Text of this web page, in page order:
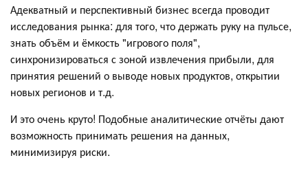
Адекватный и перспективный бизнес всегда проводит
исследования рынка: для того, что держать руку на пульсе,
знать объём и ёмкость "игрового поля",
синхронизироваться с зоной извлечения прибыли, для
принятия решений о выводе новых продуктов, открытии
новых регионов и т.д.
И это очень круто! Подобные аналитические отчёты дают
возможность принимать решения на данных,
минимизируя риски.